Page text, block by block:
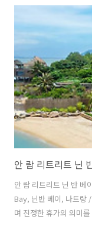
수 있습니다. 랄리아 닌
요. 리조트 빌라 내에
껴보세요. 공항을 오가
인 날짜 전에 준비를 도
택시 서비스를 이..
안 람 리트리트 닌 반
Bay, 닌반 베이, 나트랑
며 진정한 휴가의 의미